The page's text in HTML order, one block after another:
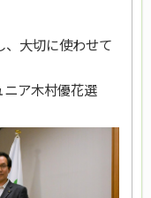
、大切に使わせて
ア木村優花選